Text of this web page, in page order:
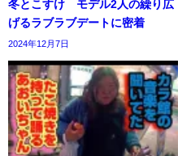
冬とこすけ モデル2人の繰り広
げるラブラブデートに密着
2024年12月7日